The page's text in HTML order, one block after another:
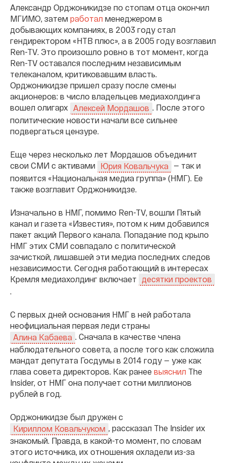
Александр Орджоникидзе по стопам отца окончил
МГИМО, затем работал менеджером в
добывающих компаниях, в 2003 году стал
гендиректором «НТВ плюс», а в 2005 году возглавил
Ren-TV. Это произошло ровно в тот момент, когда
Ren-TV оставался последним независимым
телеканалом, критиковавшим власть.
Орджоникидзе пришел сразу после смены
акционеров: в число владельцев медиахолдинга
вошел олигарх Алексей Мордашов . После этого
политические новости начали все сильнее
подвергаться цензуре.
Еще через несколько лет Мордашов объединит
свои СМИ с активами
Юрия Ковальчука
— так и
появится «Национальная медиа группа» (НМГ). Ее
также возглавит Орджоникидзе.
Изначально в НМГ, помимо Ren-TV, вошли Пятый
канал и газета «Известия», потом к ним добавился
пакет акций Первого канала. Попадание под крыло
НМГ этих СМИ совпадало с политической
зачисткой, лишавшей эти медиа последних следов
независимости. Сегодня работающий в интересах
Кремля медиахолдинг включает
десятки проектов
.
С первых дней основания НМГ в ней работала
неофициальная первая леди страны
Алина Кабаева . Сначала в качестве члена
наблюдательного совета, а после того как сложила
мандат депутата Госдумы в 2014 году — уже как
глава совета директоров. Как ранее выяснил The
Insider, от НМГ она получает сотни миллионов
рублей в год.
Орджоникидзе был дружен с
Кириллом Ковальчуком , рассказал The Insider их
знакомый. Правда, в какой-то момент, по словам
этого источника, их отношения охладели из-за